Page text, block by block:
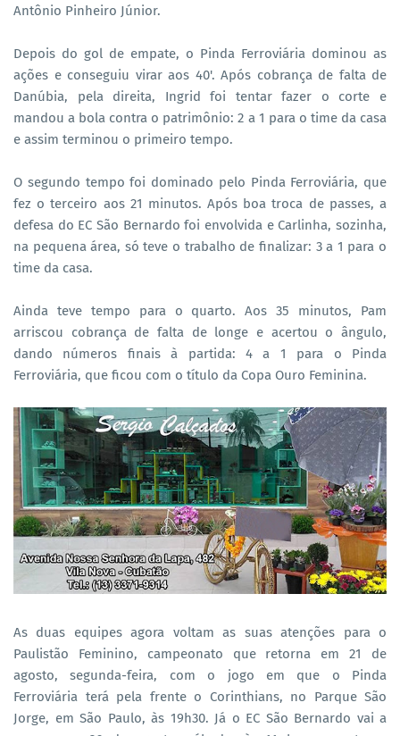
Antônio Pinheiro Júnior.
Depois do gol de empate, o Pinda Ferroviária dominou as
ações e conseguiu virar aos 40'. Após cobrança de falta de
Danúbia, pela direita, Ingrid foi tentar fazer o corte e
mandou a bola contra o patrimônio: 2 a 1 para o time da casa
e assim terminou o primeiro tempo.
O segundo tempo foi dominado pelo Pinda Ferroviária, que
fez o terceiro aos 21 minutos. Após boa troca de passes, a
defesa do EC São Bernardo foi envolvida e Carlinha, sozinha,
na pequena área, só teve o trabalho de finalizar: 3 a 1 para o
time da casa.
Ainda teve tempo para o quarto. Aos 35 minutos, Pam
arriscou cobrança de falta de longe e acertou o ângulo,
dando números finais à partida: 4 a 1 para o Pinda
Ferroviária, que ficou com o título da Copa Ouro Feminina.
As duas equipes agora voltam as suas atenções para o
Paulistão Feminino, campeonato que retorna em 21 de
agosto, segunda-feira, com o jogo em que o Pinda
Ferroviária terá pela frente o Corinthians, no Parque São
Jorge, em São Paulo, às 19h30. Já o EC São Bernardo vai a